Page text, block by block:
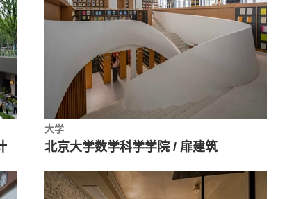
大学
北京大学数学科学学院 / 扉建筑